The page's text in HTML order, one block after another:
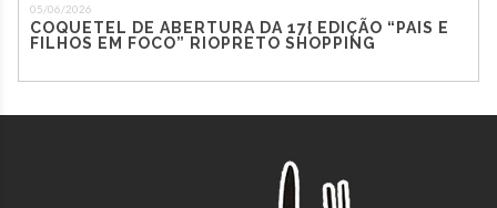
05/06/2026
COQUETEL DE ABERTURA DA 17{ EDIÇÃO “PAIS E
FILHOS EM FOCO” RIOPRETO SHOPPING